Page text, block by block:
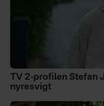
TV 2-profilen Stefan
nyresvigt